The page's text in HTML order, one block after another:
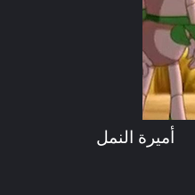
أميرة النمل